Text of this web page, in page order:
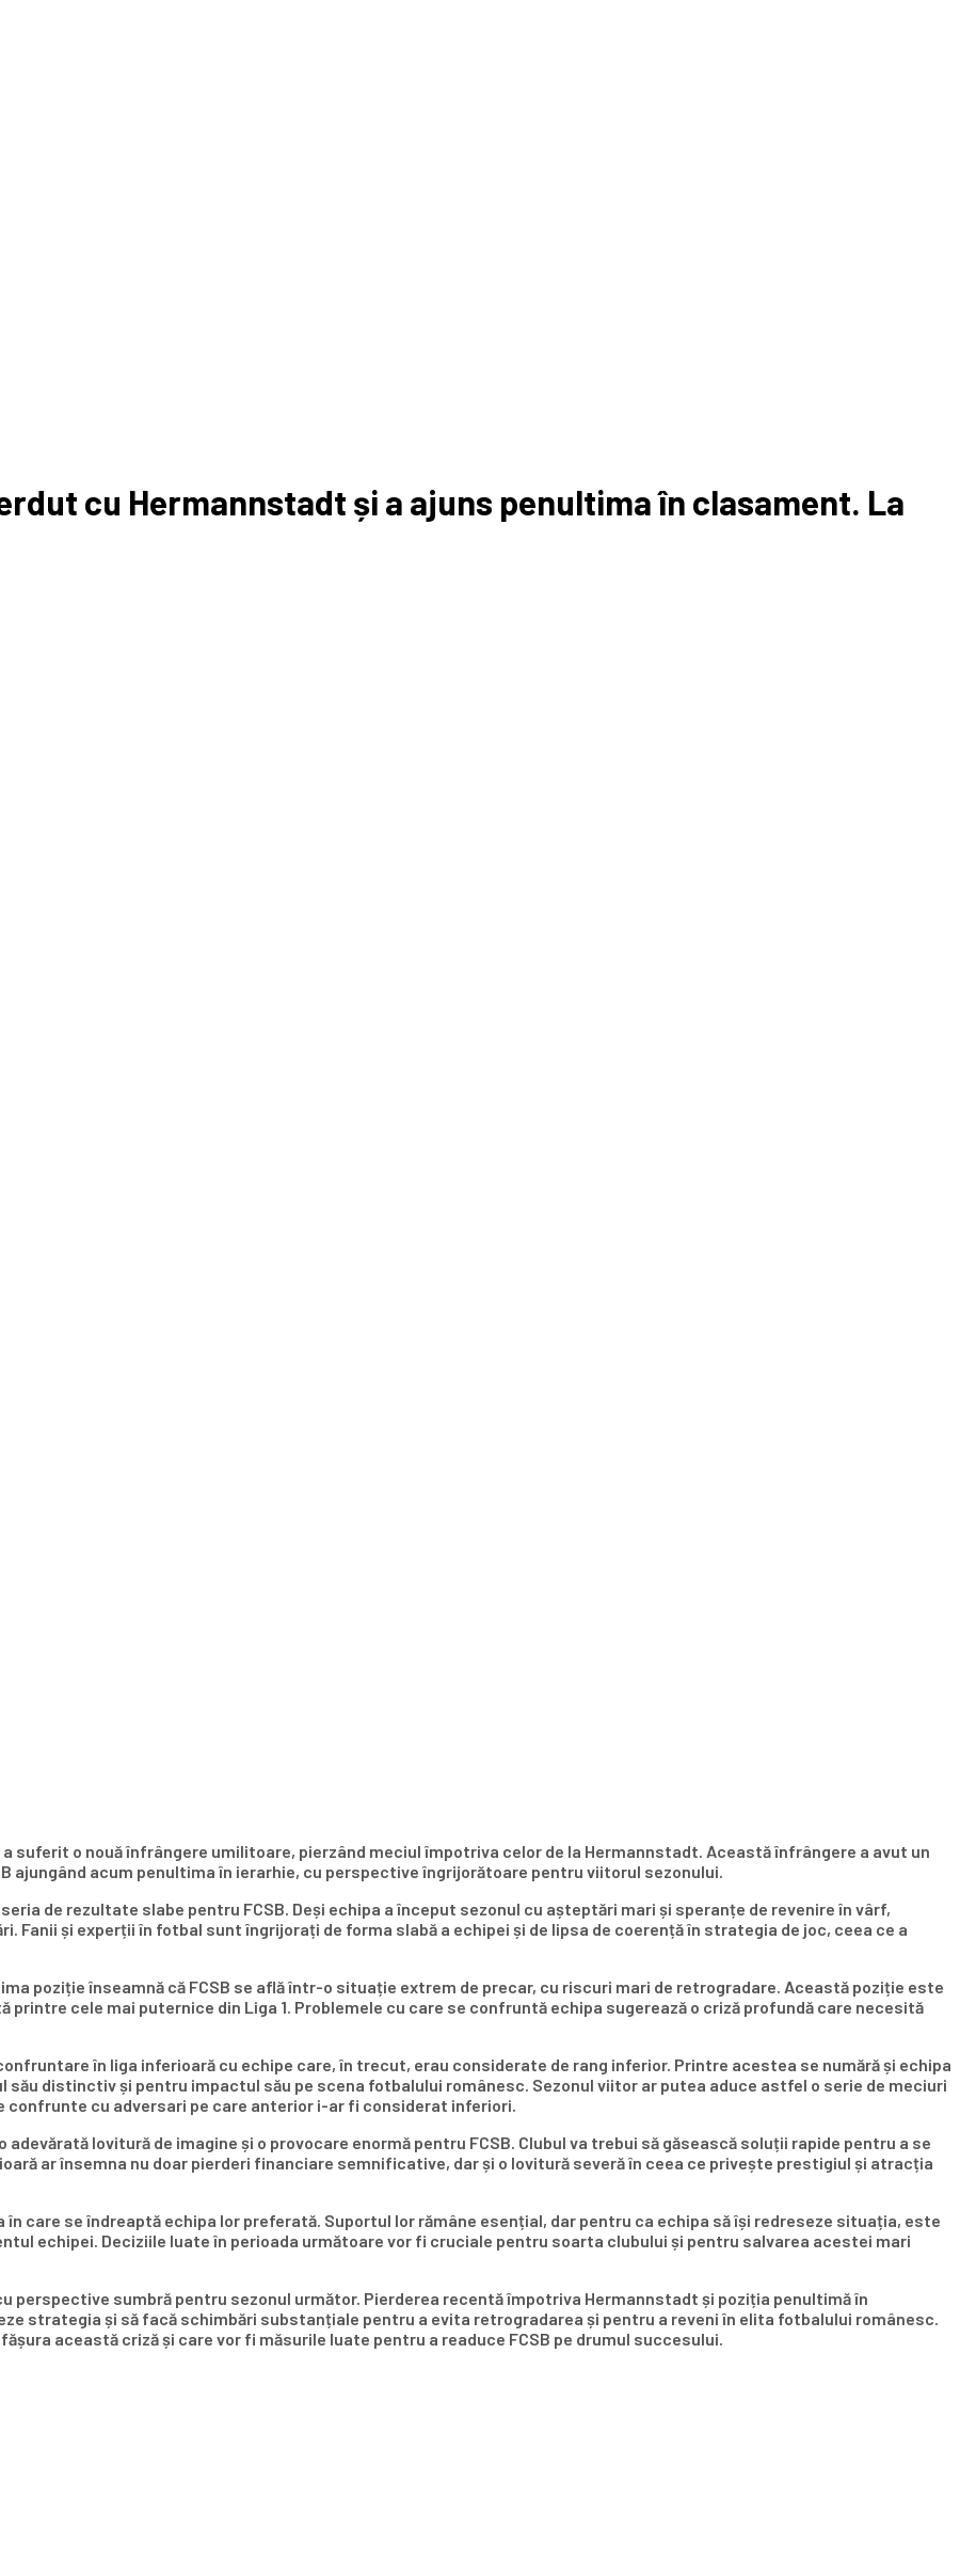
cu Hermannstadt și a ajuns penultima în clasament. La
suferit o nouă înfrângere umilitoare, pierzând meciul împotriva celor de la Hermannstadt. Această înfrângere a avut un
ajungând acum penultima în ierarhie, cu perspective îngrijorătoare pentru viitorul sezonului.
de rezultate slabe pentru FCSB. Deși echipa a început sezonul cu așteptări mari și speranțe de revenire în vârf,
și experții în fotbal sunt îngrijorați de forma slabă a echipei și de lipsa de coerență în strategia de joc, ceea ce a
poziție înseamnă că FCSB se află într-o situație extrem de precar, cu riscuri mari de retrogradare. Această poziție este
cele mai puternice din Liga 1. Problemele cu care se confruntă echipa sugerează o criză profundă care necesită
în liga inferioară cu echipe care, în trecut, erau considerate de rang inferior. Printre acestea se numără și echipa
distinctiv și pentru impactul său pe scena fotbalului românesc. Sezonul viitor ar putea aduce astfel o serie de meciuri
confrunte cu adversari pe care anterior i-ar fi considerat inferiori.
lovitură de imagine și o provocare enormă pentru FCSB. Clubul va trebui să găsească soluții rapide pentru a se
ar însemna nu doar pierderi financiare semnificative, dar și o lovitură severă în ceea ce privește prestigiul și atracția
care se îndreaptă echipa lor preferată. Suportul lor rămâne esențial, dar pentru ca echipa să își redreseze situația, este
echipei. Deciziile luate în perioada următoare vor fi cruciale pentru soarta clubului și pentru salvarea acestei mari
perspective sumbră pentru sezonul următor. Pierderea recentă împotriva Hermannstadt și poziția penultimă în
strategia și să facă schimbări substanțiale pentru a evita retrogradarea și pentru a reveni în elita fotbalului românesc.
această criză și care vor fi măsurile luate pentru a readuce FCSB pe drumul succesului.